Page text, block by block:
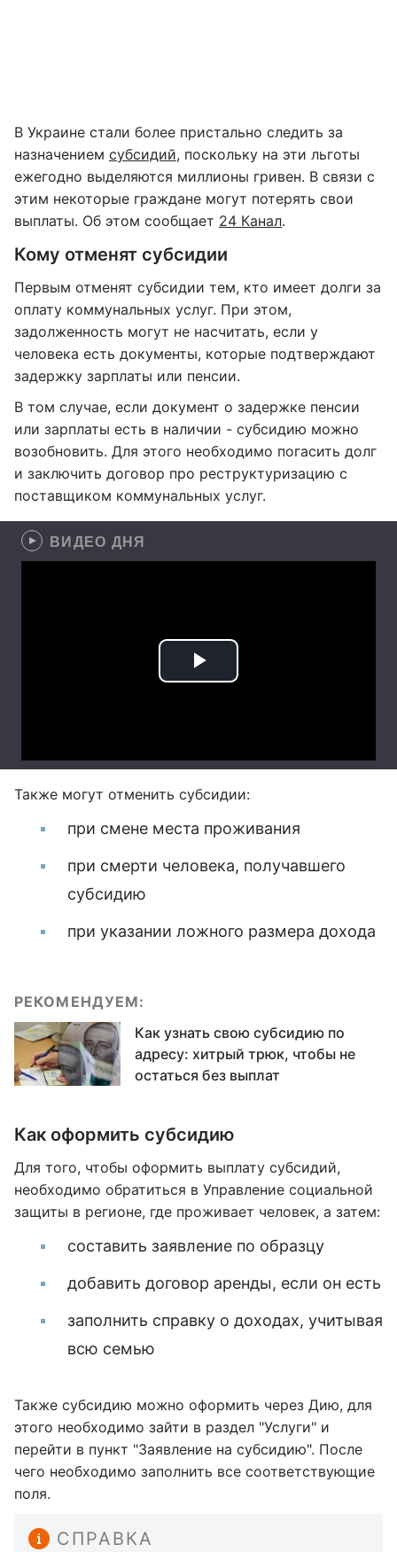
В Украине стали более пристально следить за
назначением субсидий, поскольку на эти льготы
ежегодно выделяются миллионы гривен. В связи с
этим некоторые граждане могут потерять свои
выплаты. Об этом сообщает 24 Канал.
Кому отменят субсидии
Первым отменят субсидии тем, кто имеет долги за
оплату коммунальных услуг. При этом,
задолженность могут не насчитать, если у
человека есть документы, которые подтверждают
задержку зарплаты или пенсии.
В том случае, если документ о задержке пенсии
или зарплаты есть в наличии - субсидию можно
возобновить. Для этого необходимо погасить долг
и заключить договор про реструктуризацию с
поставщиком коммунальных услуг.
ВИДЕО ДНЯ
Также могут отменить субсидии:
при смене места проживания
при смерти человека, получавшего
субсидию
при указании ложного размера дохода
РЕКОМЕНДУЕМ:
Как узнать свою субсидию по
адресу: хитрый трюк, чтобы не
остаться без выплат
Как оформить субсидию
Для того, чтобы оформить выплату субсидий,
необходимо обратиться в Управление социальной
защиты в регионе, где проживает человек, а затем:
составить заявление по образцу
добавить договор аренды, если он есть
заполнить справку о доходах, учитывая
всю семью
Также субсидию можно оформить через Дию, для
этого необходимо зайти в раздел "Услуги" и
перейти в пункт "Заявление на субсидию". После
чего необходимо заполнить все соответствующие
поля.
СПРАВКА